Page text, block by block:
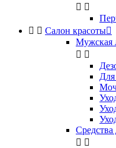
 
  Салон красоты
Мужская
 
Для
 